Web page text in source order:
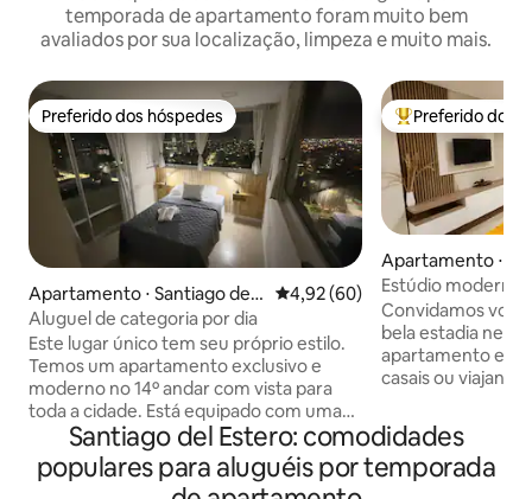
temporada de apartamento foram muito bem
avaliados por sua localização, limpeza e muito mais.
Preferido dos hóspedes
Preferido dos hóspedes
Apartamento ⋅ Santiago del
Estero
4,92 de uma avaliação média
4,92 (60)
Aluguel de categoria por dia
Este lugar único tem seu próprio estilo.
Temos um apartamento exclusivo e
moderno no 14º andar com vista para
toda a cidade. Está equipado com uma
cama de casal e uma cama de solteiro
com um marinheiro. Cozinha, geladeira,
dois aparelhos de ar condicionado,
Entre os
Preferido dos
Apartamento ⋅
stero
Estúdio moderno
Convidamos
bela estadia
apartamento
casais ou
proximidade com
turísticas e áreas
Apenas a 8
Santiago del Estero: comodidades
populares para aluguéis por temporada